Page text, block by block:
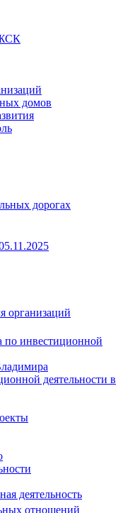
домов
дорогах
организаций
по инвестиционной
деятельности в
деятельность
отношений